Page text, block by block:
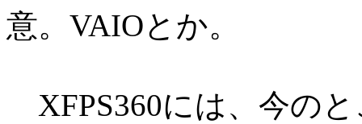
意。VAIOとか。
XFPS360には、今の